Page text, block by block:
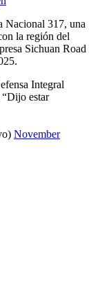
Nacional 317, una
la región del
Sichuan Road
Integral
estar
November